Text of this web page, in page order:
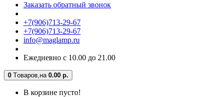
Заказать обратный звонок
+7(906)713-29-67
+7(906)713-29-67
info@maglamp.ru
Ежедневно с 10.00 до 21.00
0 Tоваров,на 0.00 р.
В корзине пусто!